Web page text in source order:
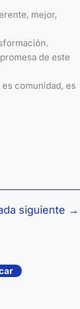
mejor,
de este
comunidad, es
siguiente →